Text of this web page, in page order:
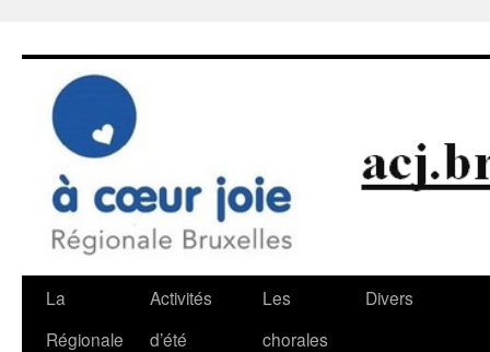
La
Régionale
Activités
d’été
Les
chorales
Divers